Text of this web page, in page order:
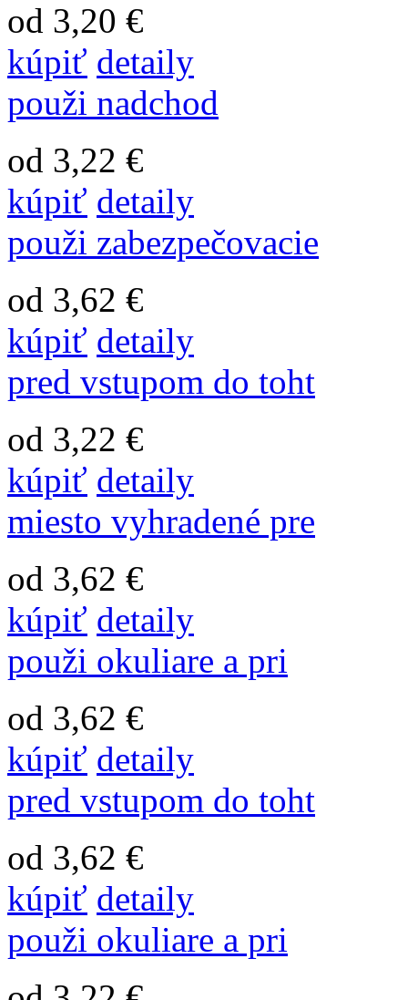
od 3,20 €
kúpiť detaily
použi nadchod
od 3,22 €
kúpiť detaily
použi zabezpečovacie
od 3,62 €
kúpiť detaily
pred vstupom do toht
od 3,22 €
kúpiť detaily
miesto vyhradené pre
od 3,62 €
kúpiť detaily
použi okuliare a pri
od 3,62 €
kúpiť detaily
pred vstupom do toht
od 3,62 €
kúpiť detaily
použi okuliare a pri